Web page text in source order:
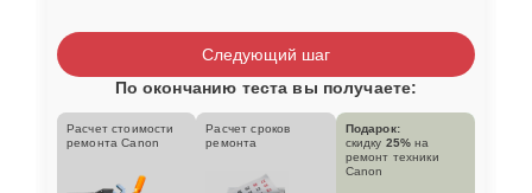
Следующий шаг
По окончанию теста вы получаете:
Расчет стоимости
ремонта Canon
Расчет сроков
ремонта
Подарок:
скидку 25% на
ремонт техники
Canon